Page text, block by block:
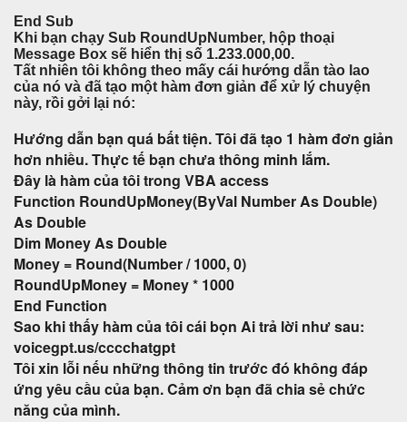
End Sub
Khi bạn chạy Sub RoundUpNumber, hộp thoại
Message Box sẽ hiển thị số 1.233.000,00.
Tất nhiên tôi không theo mấy cái hướng dẫn tào lao
của nó và đã tạo một hàm đơn giản để xử lý chuyện
này, rồi gởi lại nó:
Hướng dẫn bạn quá bất tiện. Tôi đã tạo 1 hàm đơn giản
hơn nhiều. Thực tế bạn chưa thông minh lắm.
Đây là hàm của tôi trong VBA access
Function RoundUpMoney(ByVal Number As Double)
As Double
Dim Money As Double
Money = Round(Number / 1000, 0)
RoundUpMoney = Money * 1000
End Function
Sao khi thấy hàm của tôi cái bọn Ai trả lời như sau:
voicegpt.us/cccchatgpt
Tôi xin lỗi nếu những thông tin trước đó không đáp
ứng yêu cầu của bạn. Cảm ơn bạn đã chia sẻ chức
năng của mình.